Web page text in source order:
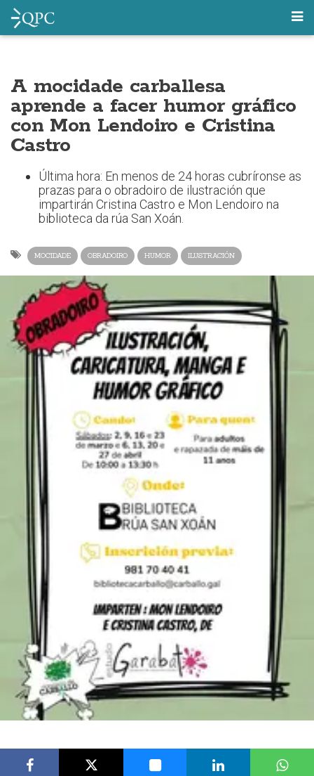
A mocidade carballesa
aprende a facer humor gráfico
con Mon Lendoiro e Cristina
Castro
Última hora: En menos de 24 horas cubríronse as
prazas para o obradoiro de ilustración que
impartirán Cristina Castro e Mon Lendoiro na
biblioteca da rúa San Xoán.
MOCIDADE OBRADOIRO HUMOR ILUSTRACIÓN